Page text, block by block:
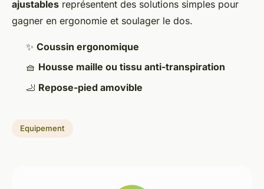
ajustables représentent des solutions simples pour
gagner en ergonomie et soulager le dos.
✨ Coussin ergonomique
🧺 Housse maille ou tissu anti-transpiration
🦶 Repose-pied amovible
Equipement